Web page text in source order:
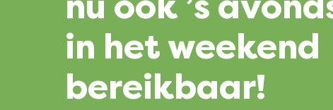
in het weekend
bereikbaar!